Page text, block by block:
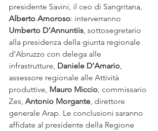
presidente Savini, il ceo di Sangritana,
Alberto Amoroso: interverranno
Umberto D’Annuntiis , sottosegretario
alla presidenza della giunta regionale
d’Abruzzo con delega alle
infrastrutture, Daniele D’Amario
assessore regionale alle Attività
produttive, Mauro Miccio , commissario
Zes, Antonio Morgante , direttore
generale Arap. Le conclusioni saranno
affidate al presidente della Regione